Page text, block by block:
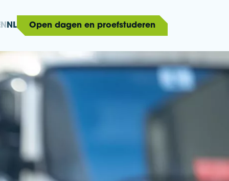
NL Open dagen en proefstuderen